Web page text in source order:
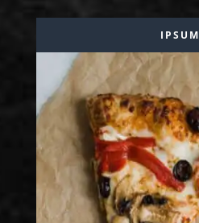
IPSUM